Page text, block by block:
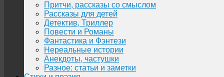
Притчи, рассказы со смыслом
Рассказы для детей
Детектив, Триллер
Повести и Романы
Фантастика и Фэнтези
Нереальные истории
Анекдоты, частушки
Разное: статьи и заметки